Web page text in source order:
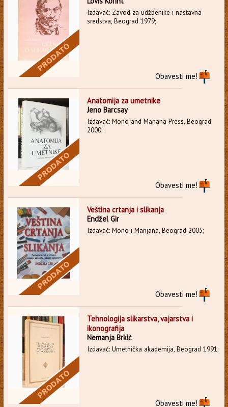
Izdavač: Zavod za udžbenike i nastavna
sredstva, Beograd 1979;
Obavesti me!
Anatomija za umetnike
Jeno Barcsay
Izdavač: Mono and Manana Press, Beograd
2000;
Obavesti me!
Veština crtanja i slikanja
Endžel Gir
Izdavač: Mono i Manjana, Beograd 2005;
Obavesti me!
Tehnologija slikarstva, vajarstva i
ikonografija
Nemanja Brkić
Izdavač: Umetnička akademija, Beograd 1991;
Obavesti me!